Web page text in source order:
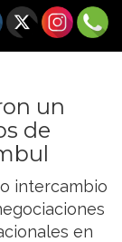
un
de
intercambio
en